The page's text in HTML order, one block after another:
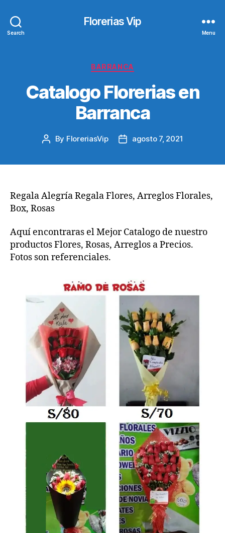
Search
Florerias Vip
Menu
Categories
BARRANCA
Catalogo Florerias en
Barranca
Post
By FloreriasVip
Postagosto 7, 2021
Regala Alegría Regala Flores, Arreglos Florales,
Box, Rosas
Aquí encontraras el Mejor Catalogo de nuestro
productos Flores, Rosas, Arreglos a Precios.
Fotos son referenciales.